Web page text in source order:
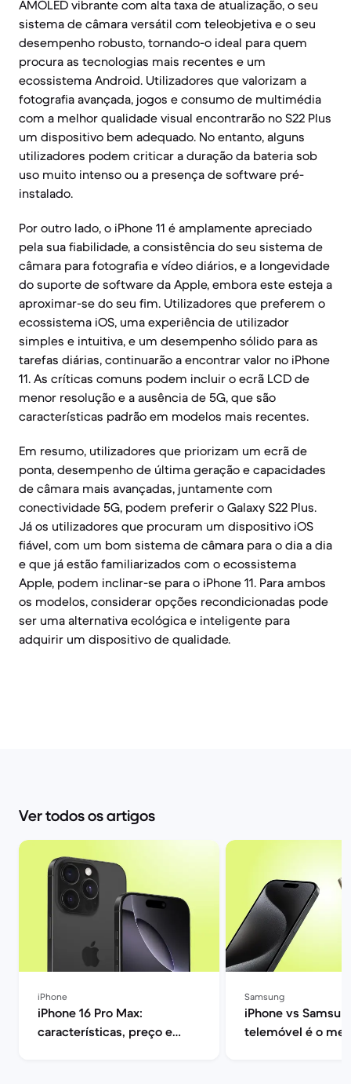
AMOLED vibrante com alta taxa de atualização, o seu
sistema de câmara versátil com teleobjetiva e o seu
desempenho robusto, tornando-o ideal para quem
procura as tecnologias mais recentes e um
ecossistema Android. Utilizadores que valorizam a
fotografia avançada, jogos e consumo de multimédia
com a melhor qualidade visual encontrarão no S22 Plus
um dispositivo bem adequado. No entanto, alguns
utilizadores podem criticar a duração da bateria sob
uso muito intenso ou a presença de software pré-
instalado.
Por outro lado, o iPhone 11 é amplamente apreciado
pela sua fiabilidade, a consistência do seu sistema de
câmara para fotografia e vídeo diários, e a longevidade
do suporte de software da Apple, embora este esteja a
aproximar-se do seu fim. Utilizadores que preferem o
ecossistema iOS, uma experiência de utilizador
simples e intuitiva, e um desempenho sólido para as
tarefas diárias, continuarão a encontrar valor no iPhone
11. As críticas comuns podem incluir o ecrã LCD de
menor resolução e a ausência de 5G, que são
características padrão em modelos mais recentes.
Em resumo, utilizadores que priorizam um ecrã de
ponta, desempenho de última geração e capacidades
de câmara mais avançadas, juntamente com
conectividade 5G, podem preferir o Galaxy S22 Plus.
Já os utilizadores que procuram um dispositivo iOS
fiável, com um bom sistema de câmara para o dia a dia
e que já estão familiarizados com o ecossistema
Apple, podem inclinar-se para o iPhone 11. Para ambos
os modelos, considerar opções recondicionadas pode
ser uma alternativa ecológica e inteligente para
adquirir um dispositivo de qualidade.
Ver todos os artigos
iPhone
iPhone 16 Pro Max:
características, preço e
Samsung
iPhone vs
telemóvel é o